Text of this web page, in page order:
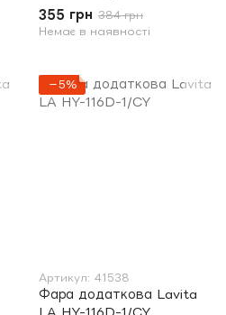
355 грн 384 грн
Немає в наявності
−5%
Артикул: 41538
Фара додаткова Lavita
LA HY-116D-1/CY